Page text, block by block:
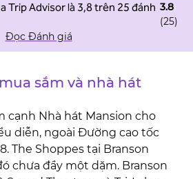
3.8
(25)
Đọc Đánh giá
sắm và nhà hát
cạnh Nhà hát Mansion cho
diễn, ngoài Đường cao tốc
The Shoppes tại Branson
chưa đầy một dặm. Branson